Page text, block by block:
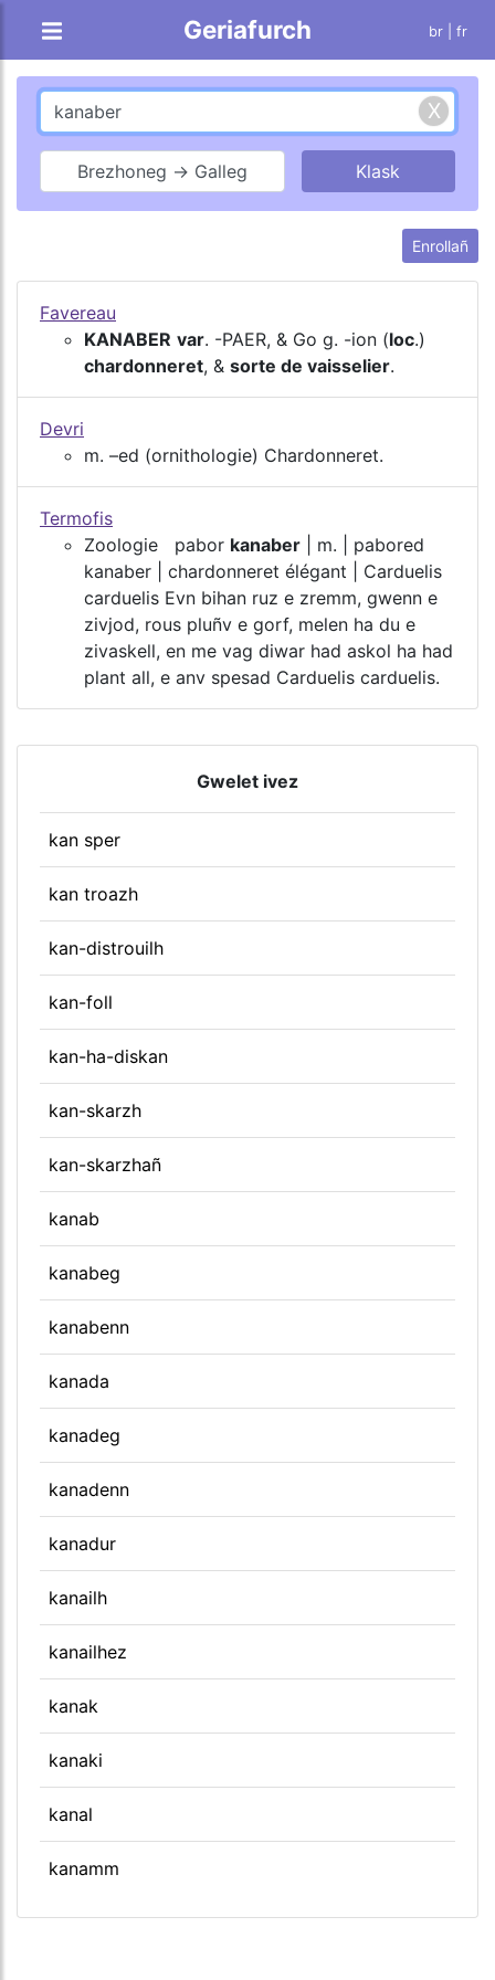
Geriafurch br | fr
Brezhoneg → Galleg
Enrollañ
Favereau
KANABER var. -PAER, & Go g. -ion (loc.)
chardonneret, & sorte de vaisselier.
Devri
m. –ed (ornithologie) Chardonneret.
Termofis
Zoologie pabor kanaber | m. | pabored
kanaber | chardonneret élégant | Carduelis
carduelis Evn bihan ruz e zremm, gwenn e
zivjod, rous pluñv e gorf, melen ha du e
zivaskell, en me vag diwar had askol ha had
plant all, e anv spesad Carduelis carduelis.
Gwelet ivez
kan sper
kan troazh
kan-distrouilh
kan-foll
kan-ha-diskan
kan-skarzh
kan-skarzhañ
kanab
kanabeg
kanabenn
kanada
kanadeg
kanadenn
kanadur
kanailh
kanailhez
kanak
kanaki
kanal
kanamm